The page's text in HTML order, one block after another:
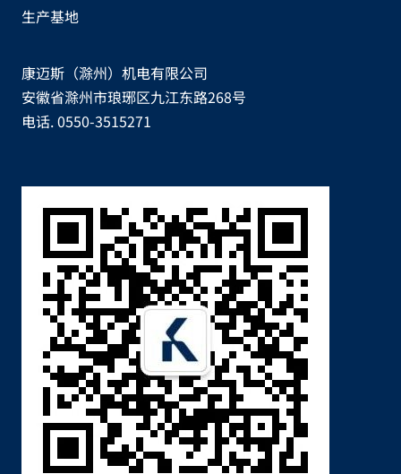
康迈斯（滁州）机电有限公司
安徽省滁州市琅琊区九江东路268号
电话. 0550-3515271
生产基地